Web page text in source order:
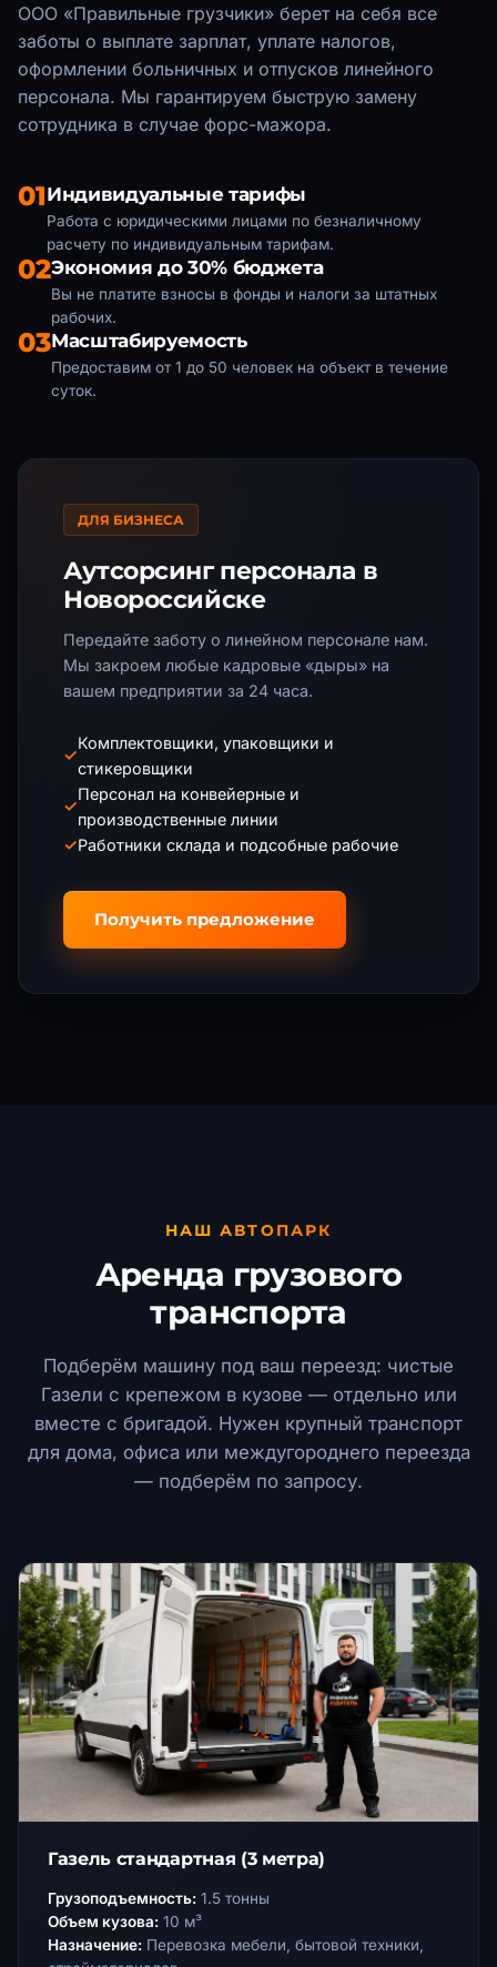
ДЛЯ БИЗНЕСА
Аутсорсинг персонала в
Новороссийске
Передайте заботу о линейном персонале нам.
Мы закроем любые кадровые «дыры» на
вашем предприятии за 24 часа.
✓
Комплектовщики, упаковщики и
стикеровщики
✓
Персонал на конвейерные и
производственные линии
✓Работники склада и подсобные рабочие
Получить предложение
ООО «Правильные грузчики» берет на себя все
заботы о выплате зарплат, уплате налогов,
оформлении больничных и отпусков линейного
персонала. Мы гарантируем быструю замену
сотрудника в случае форс-мажора.
01Индивидуальные тарифы
Работа с юридическими лицами по безналичному
расчету по индивидуальным тарифам.
02Экономия до 30% бюджета
Вы не платите взносы в фонды и налоги за штатных
рабочих.
03Масштабируемость
Предоставим от 1 до 50 человек на объект в течение
суток.
НАШ АВТОПАРК
Аренда грузового
транспорта
Подберём машину под ваш переезд: чистые
Газели с крепежом в кузове — отдельно или
вместе с бригадой. Нужен крупный транспорт
для дома, офиса или междугороднего переезда
— подберём по запросу.
Газель стандартная (3 метра)
Грузоподъемность: 1.5 тонны
Объем кузова: 10 м³
Назначение: Перевозка мебели, бытовой техники,